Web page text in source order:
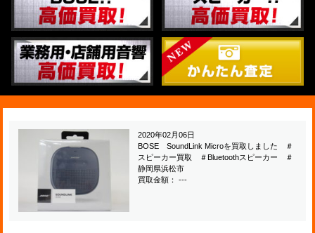
2020年02月06日
BOSE SoundLink Microを買取しました ＃
スピーカー買取 ＃Bluetoothスピーカー ＃
静岡県浜松市
買取金額： ---